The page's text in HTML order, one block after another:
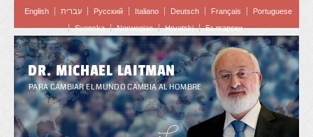
English עברית Pусский Italiano Deutsch Français
Portuguese
Svenska
Norwegian Hrvatski Български
DR. MICHAEL LAITMAN
PARA CAMBIAR EL MUNDO CAMBIA AL HOMBRE